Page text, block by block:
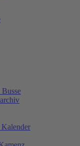
Kalender